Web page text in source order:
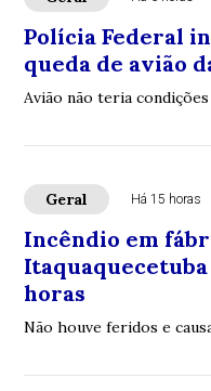
Polícia Federal
queda de avião
Avião não teria
Geral Há 15 horas
Incêndio em
horas
Não houve feridos e